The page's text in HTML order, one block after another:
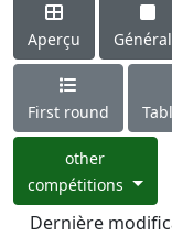
Aperçu
First round
other
compétitions
Dernière